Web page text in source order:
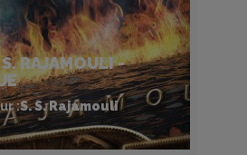
S. RAJAMOULI -
:S. S. Rajamouli